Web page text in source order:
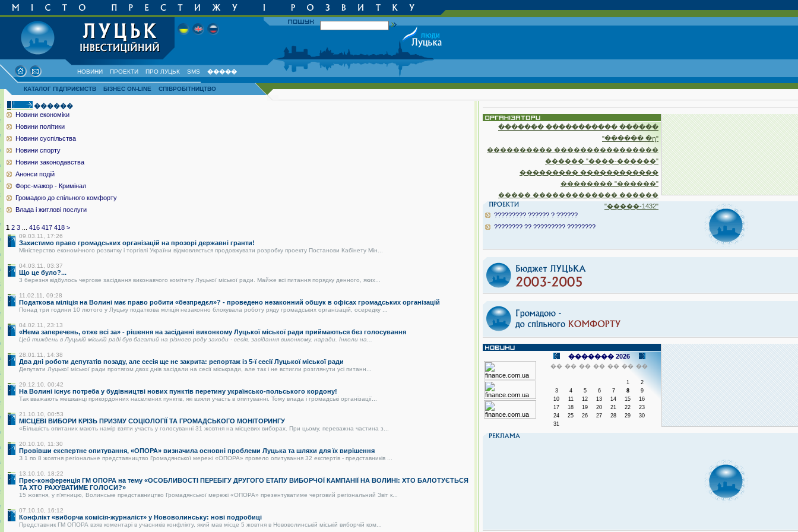
НОВИНИ ПРОЕКТИ ПРО ЛУЦЬК SMS �����
КАТАЛОГ ПІДПРИЄМСТВ БІЗНЕС ON-LINE СПІВРОБІТНИЦТВО
������
Новини економіки
Новини політики
Новини суспільства
Новини спорту
Новини законодавства
Анонси подій
Форс-мажор - Кримінал
Громадою до спільного комфорту
Влада і житлові послуги
1 2 3 416 417 418 >
09.03.11, 17:26
Захистимо право громадських організацій на прозорі державні гранти!
Міністерство економічного розвитку і торгівлі України відмовляється продовжувати розробку проекту Постанови Кабінету Мін...
04.03.11, 03:37
Що це було?...
3 березня відбулось чергове засідання виконавчого комітету Луцької міської ради. Майже всі питання порядку денного, яких...
11.02.11, 09:28
Податкова міліція на Волині має право робити «безпредєл»? - проведено незаконний обшук в офісах громадських організацій
Понад три години 10 лютого у Луцьку податкова міліція незаконно блокувала роботу ряду громадських організацій, осередку ...
04.02.11, 23:13
«Нема заперечень, отже всі за» - рішення на засіданні виконкому Луцької міської ради приймаються без голосування
Цей тиждень в Луцькій міській раді був багатий на різного роду заходи - сесія, засідання виконкому, наради. Інколи на...
28.01.11, 14:38
Два дні роботи депутатів позаду, але сесія ще не закрита: репортаж із 5-ї сесії Луцької міської ради
Депутати Луцької міської ради протягом двох днів засідали на сесії міськради, але так і не встигли розглянути усі питанн...
29.12.10, 00:42
На Волині існує потреба у будівництві нових пунктів перетину українсько-польського кордону!
Так вважають мешканці прикордонних населених пунктів, які взяли участь в опитуванні. Тому влада і громадські організації...
21.10.10, 00:53
МІСЦЕВІ ВИБОРИ КРІЗЬ ПРИЗМУ СОЦІОЛОГІЇ ТА ГРОМАДСЬКОГО МОНІТОРИНГУ
«Більшість опитаних мають намір взяти участь у голосуванні 31 жовтня на місцевих виборах. При цьому, переважна частина з...
20.10.10, 11:30
Провівши експертне опитування, «ОПОРА» визначила основні проблеми Луцька та шляхи для їх вирішення
З 1 по 8 жовтня регіональне представництво Громадянської мережі «ОПОРА» провело опитування 32 експертів - представників ...
13.10.10, 18:22
Прес-конференція ГМ ОПОРА на тему «ОСОБЛИВОСТІ ПЕРЕБІГУ ДРУГОГО ЕТАПУ ВИБОРЧОЇ КАМПАНІЇ НА ВОЛИНІ: ХТО БАЛОТУЄТЬСЯ
ТА ХТО РАХУВАТИМЕ ГОЛОСИ?»
15 жовтня, у п’ятницю, Волинське представництво Громадянської мережі «ОПОРА» презентуватиме черговий регіональний Звіт к...
07.10.10, 16:12
Конфлікт «виборча комісія-журналіст» у Нововолинську: нові подробиці
Представник ГМ ОПОРА взяв коментарі в учасників конфлікту, який мав місце 5 жовтня в Нововолинській міській виборчій ком...
������� ����������� ������
"������ �ղ"
���������� ����������������
������ "����-������"
��������� ������������
�������� "������"
����� ������������� ������
"�����-1432"
????????? ?????? ? ??????
???????? ?? ????????? ????????
������� 2026
�� �� �� �� �� �� ��
1
2
3
4 5 6 7 8
9
10
11 12 13 14 15
16
17
18 19 20 21 22
23
24
25 26 27 28 29
30
31